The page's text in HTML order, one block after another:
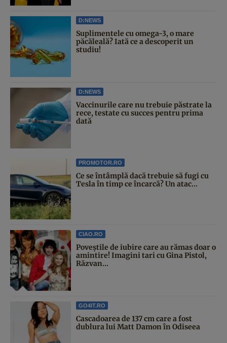
D:NEWS
Suplimentele cu omega-3, o mare
păcăleală? Iată ce a descoperit un
studiu!
D:NEWS
Vaccinurile care nu trebuie păstrate la
rece, testate cu succes pentru prima
dată
PROMOTOR.RO
Ce se întâmplă dacă trebuie să fugi cu
Tesla în timp ce încarcă? Un atac...
CIAO.RO
Poveştile de iubire care au rămas doar o
amintire! Imagini tari cu Gina Pistol,
Răzvan...
GO4IT.RO
Cascadoarea de 137 cm care a fost
dublura lui Matt Damon în Odiseea